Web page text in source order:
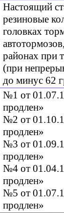
Настоящий
резиновые
головках
районах при
(при
до минус 62
№1 от
продлен»
№2 от
продлен»
№3 от
продлен»
№4 от
продлен»
№5 от
продлен»